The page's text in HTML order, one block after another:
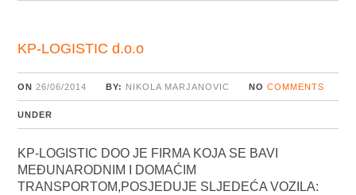
KP-LOGISTIC d.o.o
ON 26/06/2014 BY: NIKOLA MARJANOVIC NO COMMENTS
UNDER
KP-LOGISTIC DOO JE FIRMA KOJA SE BAVI
MEĐUNARODNIM I DOMAĆIM
TRANSPORTOM,POSJEDUJE SLJEDEĆA VOZILA: